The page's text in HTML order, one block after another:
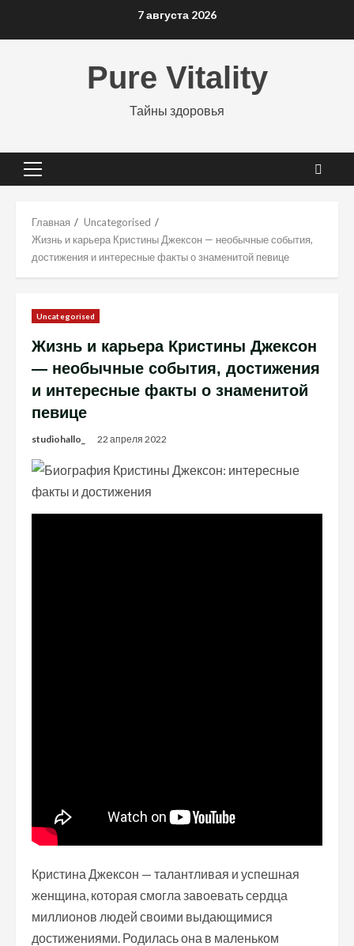
7 августа 2026
Pure Vitality
Тайны здоровья
Основное
Главная
Uncategorised
Жизнь и карьера Кристины Джексон — необычные события,
достижения и интересные факты о знаменитой певице
Uncategorised
Жизнь и карьера Кристины Джексон
— необычные события, достижения
и интересные факты о знаменитой
певице
studiohallo_ 22 апреля 2022
Кристина Джексон — талантливая и успешная
женщина, которая смогла завоевать сердца
миллионов людей своими выдающимися
достижениями. Родилась она в маленьком